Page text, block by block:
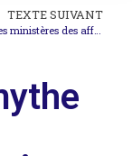
TEXTE SUIVANT
L’organisation des ministères des affaires étrangères